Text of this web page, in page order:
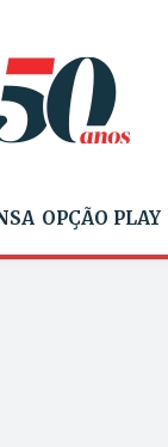
OPÇÃO PLAY